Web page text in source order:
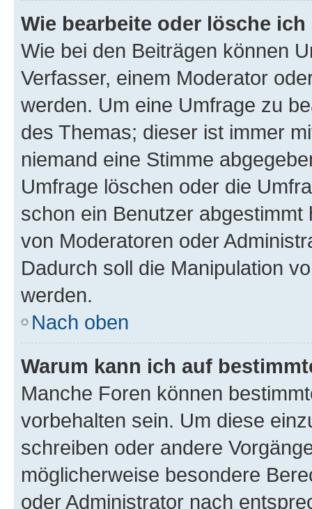
Wie bearbeite oder lösche
Wie bei den Beiträgen können
Verfasser, einem Moderator
werden. Um eine Umfrage zu
des Themas; dieser ist immer
niemand eine Stimme
Umfrage löschen oder die
schon ein Benutzer
von Moderatoren oder
Dadurch soll die Manipulation
werden.
Nach oben
Warum kann ich auf
Manche Foren können
vorbehalten sein. Um diese
schreiben oder andere
möglicherweise besondere
oder Administrator nach